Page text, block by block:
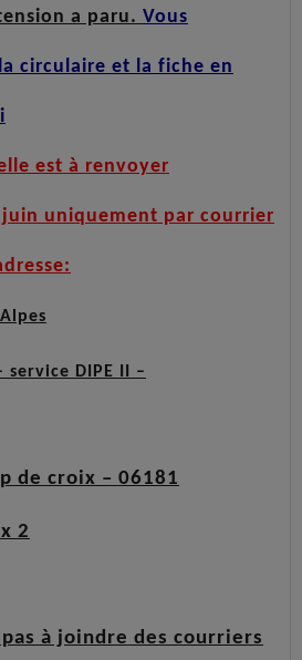
a paru. Vous
circulaire et la fiche en
est à renvoyer
uniquement par courrier
service DIPE II –
de croix – 06181
2
pas à joindre des courriers